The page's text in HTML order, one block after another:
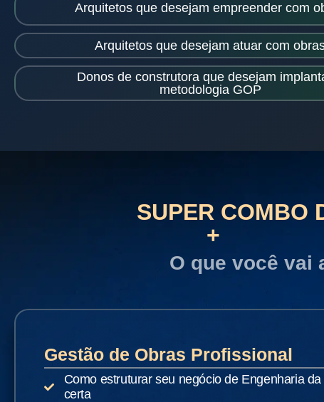
Arquitetos que desejam empreender com
Arquitetos que desejam atuar com
Donos de construtora que desejam
metodologia GOP
SUPER COMBO
+
O que você vai
Gestão de Obras Profissional
Como estruturar seu negócio de Engenharia
certa